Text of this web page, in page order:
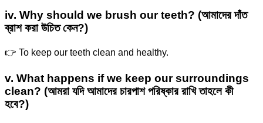
iv. Why should we brush our teeth? (আমাদের দাঁত
ব্রাশ করা উচিত কেন?)
👉 To keep our teeth clean and healthy.
v. What happens if we keep our surroundings
clean? (আমরা যদি আমাদের চারপাশ পরিষ্কার রাখি তাহলে কী
হবে?)